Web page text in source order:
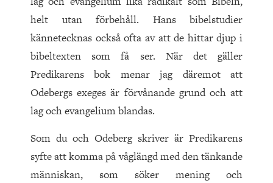
helt utan förbehåll. Hans bibelstudier
kännetecknas också ofta av att de hittar djup i
bibeltexten som få ser. När det gäller
Predikarens bok menar jag däremot att
Odebergs exeges är förvånande grund och att
lag och evangelium blandas.
Som du och Odeberg skriver är Predikarens
syfte att komma på våglängd med den tänkande
människan, som söker mening och